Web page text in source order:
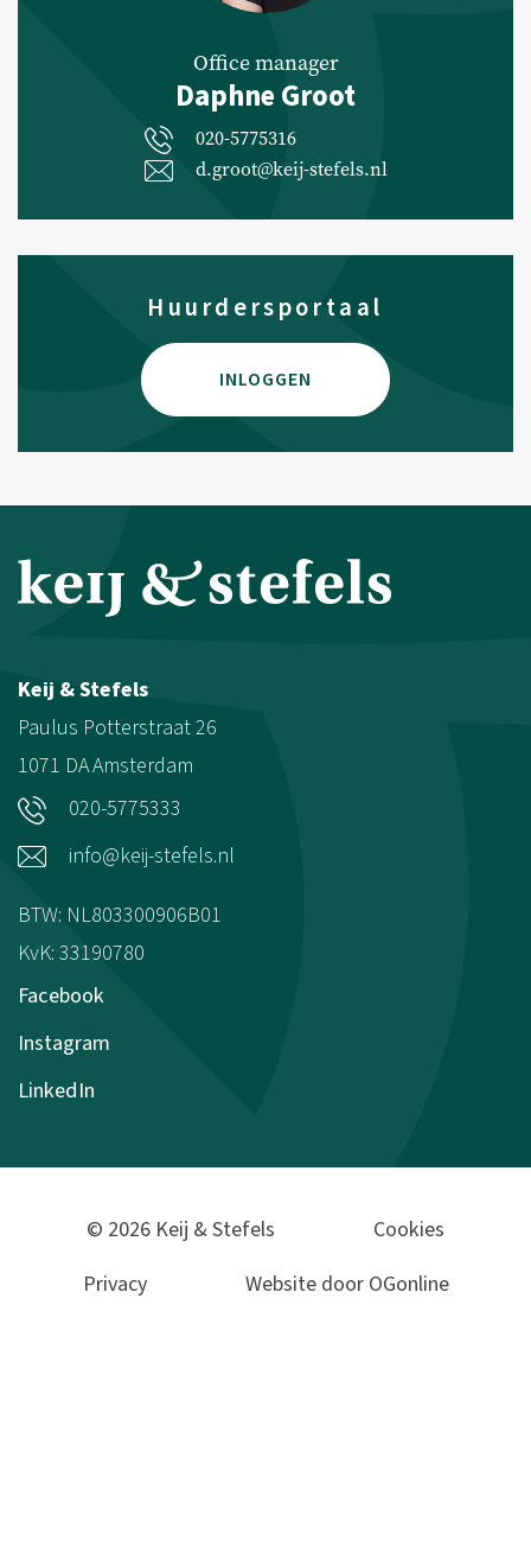
Office manager
Daphne Groot
020-5775316
d.groot@keij-stefels.nl
Huurdersportaal
INLOGGEN
Keij & Stefels
Paulus Potterstraat 26
1071 DAAmsterdam
020-5775333
info@keij-stefels.nl
BTW: NL803300906B01
KvK: 33190780
Facebook
Instagram
LinkedIn
© 2026 Keij & Stefels
Cookies
Privacy
Website door OGonline